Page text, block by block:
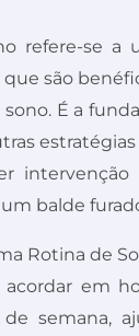
refere-se a
são
É a
balde
Rotina de
em
semana,